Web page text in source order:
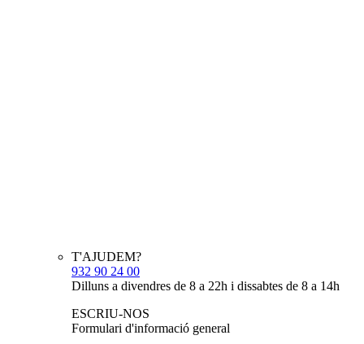
T'AJUDEM?
932 90 24 00
Dilluns a divendres de 8 a 22h i dissabtes de 8 a 14h
ESCRIU-NOS
Formulari d'informació general